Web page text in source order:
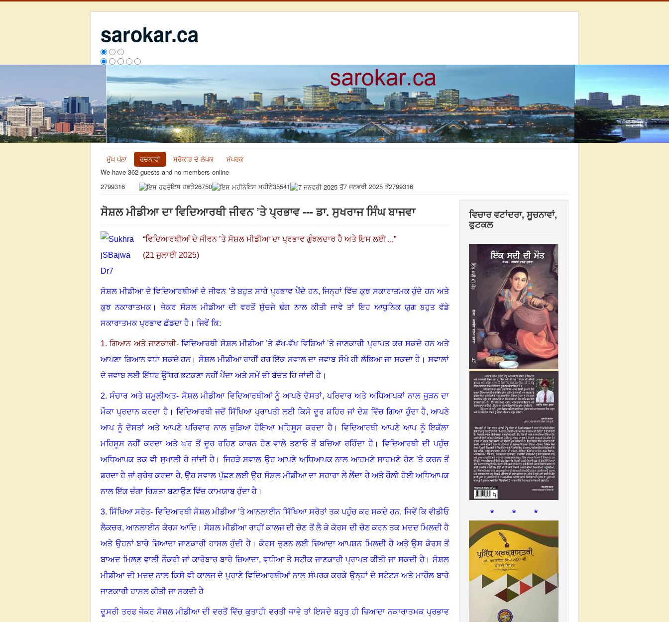
sarokar.ca
ਮੁੱਖ ਪੰਨਾ ਰਚਨਾਵਾਂ ਸਰੋਕਾਰ ਦੇ ਲੇਖਕ
ਸੰਪਰਕ
We have 362 guests and no members online
2799316
ਇਸ ਹਫਤੇ26750 ਇਸ ਮਹੀਨੇ35541 7 ਜਨਵਰੀ 2025 ਤੋਂ2799316
ਸੋਸ਼ਲ ਮੀਡੀਆ ਦਾ ਵਿਦਿਆਰਥੀ ਜੀਵਨ ’ਤੇ ਪ੍ਰਭਾਵ --- ਡਾ. ਸੁਖਰਾਜ ਸਿੰਘ ਬਾਜਵਾ
“ਵਿਦਿਆਰਥੀਆਂ ਦੇ ਜੀਵਨ ’ਤੇ ਸੋਸ਼ਲ ਮੀਡੀਆ ਦਾ ਪ੍ਰਭਾਵ ਗੁੰਝਲਦਾਰ ਹੈ ਅਤੇ ਇਸ ਲਈ ...”
(21 ਜੁਲਾਈ 2025)
ਸੋਸ਼ਲ ਮੀਡੀਆ ਦੇ ਵਿਦਿਆਰਥੀਆਂ ਦੇ ਜੀਵਨ ’ਤੇ ਬਹੁਤ ਸਾਰੇ ਪ੍ਰਭਾਵ ਪੈਂਦੇ ਹਨ, ਜਿਨ੍ਹਾਂ ਵਿੱਚ ਕੁਝ ਸਕਾਰਾਤਮਕ ਹੁੰਦੇ ਹਨ ਅਤੇ
ਕੁਝ ਨਕਾਰਾਤਮਕ।ਜੇਕਰ ਸੋਸ਼ਲ ਮੀਡੀਆ ਦੀ ਵਰਤੋਂ ਸੁੱਚਜੇ ਢੰਗ ਨਾਲ ਕੀਤੀ ਜਾਵੇ ਤਾਂ ਇਹ ਆਧੁਨਿਕ ਯੁਗ ਬਹੁਤ ਵੱਡੇ
ਸਕਾਰਾਤਮਕ ਪ੍ਰਭਾਵ ਛੱਡਦਾ ਹੈ । ਜਿਵੇਂ ਕਿ:
1. ਗਿਆਨ ਅਤੇ ਜਾਣਕਾਰੀ-ਵਿਦਿਆਰਥੀ ਸੋਸ਼ਲ ਮੀਡੀਆ ’ਤੇ ਵੱਖ-ਵੱਖ ਵਿਸ਼ਿਆਂ ’ਤੇ ਜਾਣਕਾਰੀ ਪ੍ਰਾਪਤ ਕਰ ਸਕਦੇ ਹਨ ਅਤੇ
ਆਪਣਾ ਗਿਆਨ ਵਧਾ ਸਕਦੇ ਹਨ। ਸੋਸ਼ਲ ਮੀਡੀਆ ਰਾਹੀਂ ਹਰ ਇੱਕ ਸਵਾਲ ਦਾ ਜਵਾਬ ਸੌਖੇ ਹੀ ਲੱਭਿਆ ਜਾ ਸਕਦਾ ਹੈ ।ਸਵਾਲਾਂ
ਦੇ ਜਵਾਬ ਲਈ ਇੱਧਰ ਉੱਧਰ ਭਟਕਣਾ ਨਹੀਂ ਪੈਂਦਾ ਅਤੇ ਸਮੇਂ ਦੀ ਬੱਚਤ ਹਿ ਜਾਂਦੀ ਹੈ ।
2. ਸੰਚਾਰ ਅਤੇ ਸ਼ਮੂਲੀਅਤ- ਸੋਸ਼ਲ ਮੀਡੀਆ ਵਿਦਿਆਰਥੀਆਂ ਨੂੰ ਆਪਣੇ ਦੋਸਤਾਂ,ਪਰਿਵਾਰ ਅਤੇ ਅਧਿਆਪਕਾਂ ਨਾਲ ਜੁੜਨ ਦਾ
ਮੌਕਾ ਪ੍ਰਦਾਨ ਕਰਦਾ ਹੈ। ਵਿਦਿਆਰਥੀ ਜਦੋਂ ਸਿੱਖਿਆ ਪ੍ਰਾਪਤੀ ਲਈ ਕਿਸੇ ਦੂਰ ਸ਼ਹਿਰ ਜਾਂ ਦੇਸ਼ ਵਿੱਚ ਗਿਆ ਹੁੰਦਾ ਹੈ, ਆਪਣੇ
ਆਪ ਨੂੰ ਦੋਸਤਾਂ ਅਤੇ ਆਪਣੇ ਪਰਿਵਾਰ ਨਾਲ ਜੁੜਿਆ ਹੋਇਆ ਮਹਿਸੂਸ ਕਰਦਾ ਹੈ ।
ਵਿਦਿਆਰਥੀ ਆਪਣੇ ਆਪ ਨੂੰ ਇਕੱਲਾ
ਮਹਿਸੂਸ ਨਹੀਂ ਕਰਦਾ ਅਤੇ ਘਰ ਤੋਂ ਦੂਰ ਰਹਿਣ ਕਾਰਨ ਹੋਣ ਵਾਲੇ ਤਣਾਓ ਤੋਂ ਬਚਿਆ ਰਹਿੰਦਾ ਹੈ ।ਵਿਦਿਆਰਥੀ ਦੀ ਪਹੁੰਚ
ਅਧਿਆਪਕ ਤਕ ਵੀ ਸੁਖਾਲੀ ਹੋ ਜਾਂਦੀ ਹੈ । ਜਿਹੜੇ ਸਵਾਲ ਉਹ ਆਪਣੇ ਅਧਿਆਪਕ ਨਾਲ ਆਹਮਣੇ ਸਾਹਮਣੇ ਹੋਣ ’ਤੇ ਕਰਨ ਤੋਂ
ਡਰਦਾ ਹੈ ਜਾਂ ਗੁਰੇਜ਼ ਕਰਦਾ ਹੈ, ਉਹ ਸਵਾਲ ਪੁੱਛਣ ਲਈ ਉਹ ਸੋਸ਼ਲ ਮੀਡੀਆ ਦਾ ਸਹਾਰਾ ਲੈ ਲੈਂਦਾ ਹੈ ਅਤੇ ਹੌਲੀ ਹੋਈ ਅਧਿਆਪਕ
ਨਾਲ ਇੱਕ ਚੰਗਾ ਰਿਸ਼ਤਾ ਬਣਾਉਣ ਵਿੱਚ ਕਾਮਯਾਬ ਹੁੰਦਾ ਹੈ ।
3. ਸਿੱਖਿਆ ਸਰੋਤ- ਵਿਦਿਆਰਥੀ ਸੋਸ਼ਲ ਮੀਡੀਆ ’ਤੇ ਆਨਲਾਈਨ ਸਿੱਖਿਆ ਸਰੋਤਾਂ ਤਕ ਪਹੁੰਚ ਕਰ ਸਕਦੇ ਹਨ, ਜਿਵੇਂ ਕਿ ਵੀਡੀਓ
ਲੈਕਚਰ,ਆਨਲਾਈਨ ਕੋਰਸ ਆਦਿ। ਸੋਸ਼ਲ ਮੀਡੀਆ ਰਾਹੀਂ ਕਾਲਜ ਦੀ ਚੋਣ ਤੋਂ ਲੈ ਕੇ ਕੋਰਸ ਦੀ ਚੋਣ ਕਰਨ ਤਕ ਮਦਦ ਮਿਲਦੀ ਹੈ
ਅਤੇ ਉਹਨਾਂ ਬਾਰੇ ਜ਼ਿਆਦਾ ਜਾਣਕਾਰੀ ਹਾਸਲ ਹੁੰਦੀ ਹੈ।ਕੋਰਸ ਚੁਣਨ ਲਈ ਜ਼ਿਆਦਾ ਆਪਸ਼ਨ ਮਿਲਦੀ ਹੈ ਅਤੇ ਉਸ ਕੋਰਸ ਤੋਂ
ਬਾਅਦ ਮਿਲਣ ਵਾਲੀ ਨੌਕਰੀ ਜਾਂ ਕਾਰੋਬਾਰ ਬਾਰੇ ਜ਼ਿਆਦਾ, ਵਧੀਆ ਤੇ ਸਟੀਕ ਜਾਣਕਾਰੀ ਪ੍ਰਾਪਤ ਕੀਤੀ ਜਾ ਸਕਦੀ ਹੈ । ਸੋਸ਼ਲ
ਮੀਡੀਆ ਦੀ ਮਦਦ ਨਾਲ ਕਿਸੇ ਵੀ ਕਾਲਜ ਦੇ ਪੁਰਾਣੇ ਵਿਦਿਆਰਥੀਆਂ ਨਾਲ ਸੰਪਰਕ ਕਰਕੇ ਉਨ੍ਹਾਂ ਦੇ ਸਟੇਟਸ ਅਤੇ ਮਾਹੌਲ ਬਾਰੇ
ਜਾਣਕਾਰੀ ਹਾਸਲ ਕੀਤੀ ਜਾ ਸਕਦੀ ਹੈ
ਦੂਸਰੀ ਤਰਫ ਜੇਕਰ ਸੋਸ਼ਲ ਮੀਡੀਆ ਦੀ ਵਰਤੋਂ ਵਿੱਚ ਕੁਤਾਹੀ ਵਰਤੀ ਜਾਵੇ ਤਾਂ ਇਸਦੇ ਬਹੁਤ ਹੀ ਜ਼ਿਆਦਾ ਨਕਾਰਾਤਮਕ ਪ੍ਰਭਾਵ
ਵਿਚਾਰ ਵਟਾਂਦਰਾ, ਸੂਚਨਾਵਾਂ,
ਫੁਟਕਲ
* * *